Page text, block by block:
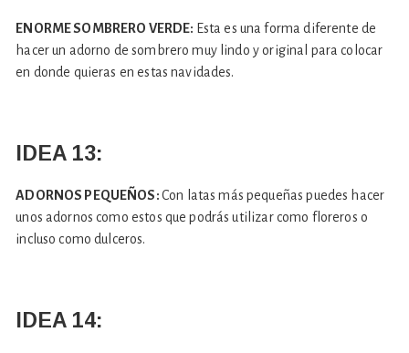
ENORME SOMBRERO VERDE: Esta es una forma diferente de
hacer un adorno de sombrero muy lindo y original para colocar
en donde quieras en estas navidades.
IDEA 13:
ADORNOS PEQUEÑOS:Con latas más pequeñas puedes hacer
unos adornos como estos que podrás utilizar como floreros o
incluso como dulceros.
IDEA 14: